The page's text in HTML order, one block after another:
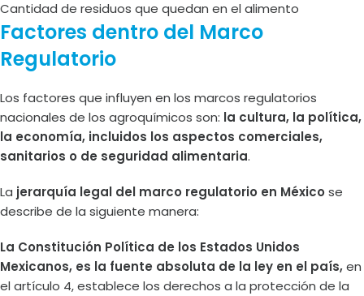
Cantidad de residuos que quedan en el alimento
Factores dentro del Marco
Regulatorio
Los factores que influyen en los marcos regulatorios
nacionales de los agroquímicos son: la cultura, la política,
la economía, incluidos los aspectos comerciales,
sanitarios o de seguridad alimentaria.
La jerarquía legal del marco regulatorio en México se
describe de la siguiente manera:
La Constitución Política de los Estados Unidos
Mexicanos, es la fuente absoluta de la ley en el país,en
el artículo 4, establece los derechos a la protección de la